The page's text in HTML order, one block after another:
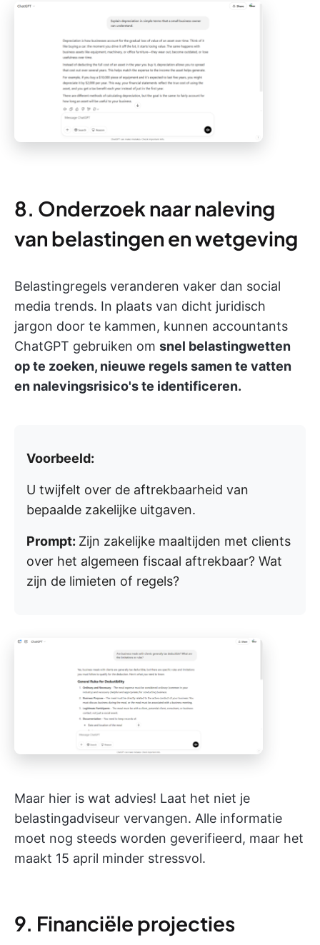
8. Onderzoek naar naleving
van belastingen en wetgeving
Belastingregels veranderen vaker dan social
media trends. In plaats van dicht juridisch
jargon door te kammen, kunnen accountants
ChatGPT gebruiken om snel belastingwetten
op te zoeken, nieuwe regels samen te vatten
en nalevingsrisico's te identificeren.
Voorbeeld:
U twijfelt over de aftrekbaarheid van
bepaalde zakelijke uitgaven.
Prompt: Zijn zakelijke maaltijden met clients
over het algemeen fiscaal aftrekbaar? Wat
zijn de limieten of regels?
Maar hier is wat advies! Laat het niet je
belastingadviseur vervangen. Alle informatie
moet nog steeds worden geverifieerd, maar het
maakt 15 april minder stressvol.
9. Financiële projecties